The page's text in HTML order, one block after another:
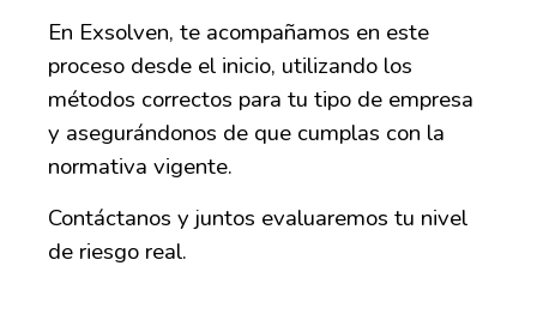
En Exsolven, te acompañamos en este
proceso desde el inicio, utilizando los
métodos correctos para tu tipo de empresa
y asegurándonos de que cumplas con la
normativa vigente.
Contáctanos y juntos evaluaremos tu nivel
de riesgo real.